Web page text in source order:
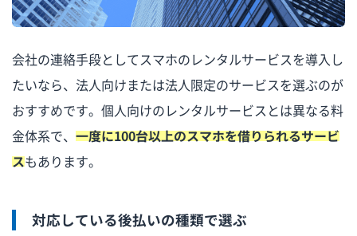
会社の連絡手段としてスマホのレンタルサービスを導入し
たいなら、法人向けまたは法人限定のサービスを選ぶのが
おすすめです。個人向けのレンタルサービスとは異なる料
金体系で、 一度に100台以上のスマホを借りられるサービ
スもあります。
対応している後払いの種類で選ぶ